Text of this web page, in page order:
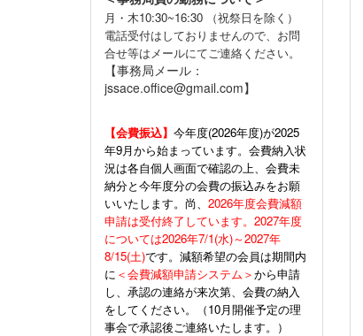
月・木10:30~16:30 （祝祭日を除く）
電話受付はしておりませんので、お問
合せ等はメールにてご連絡ください。
【事務局メール：
jssace.office@gmail.com】
【会費振込】 今年度(2026年度)が2025
年9月から始まっています。会費納入状
況は各自個人画面で確認の上、会費未
納分と今年度分の会費の振込みをお願
いいたします。尚、 2026年度会費減額
申請は受付終了しています。2027年度
については2026年7/1(水)～2027年
8/15(土)です。減額希望の会員は期間内
に ＜会費減額申請システム＞から申請
し、承認の連絡が来次第、会費の納入
をしてください。（10月開催予定の理
事会で承認後ご連絡いたします。）